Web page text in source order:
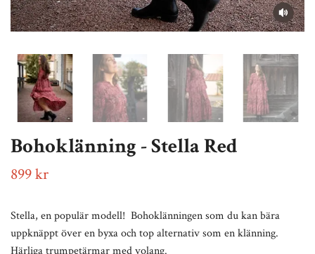
Bohoklänning - Stella Red
899 kr
Stella, en populär modell! Bohoklänningen som du kan bära
uppknäppt över en byxa och top alternativ som en klänning.
Härliga trumpetärmar med volang.